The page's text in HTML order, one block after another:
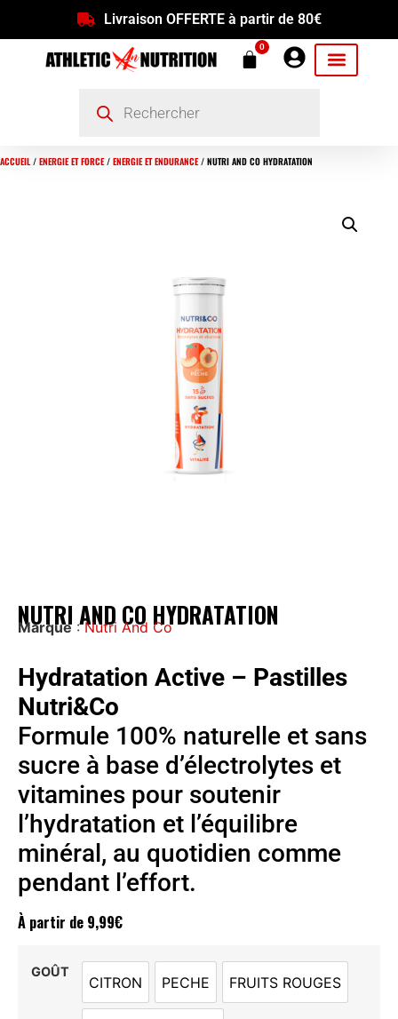
Livraison OFFERTE à partir de 80€
0
ACCUEIL/ ENERGIE ET FORCE/ ENERGIE ET ENDURANCE/ NUTRI AND CO HYDRATATION
NUTRI AND CO HYDRATATION
Marque :Nutri And Co
Hydratation Active – Pastilles
Nutri&Co
Formule 100% naturelle et sans
sucre à base d’électrolytes et
vitamines pour soutenir
l’hydratation et l’équilibre
minéral, au quotidien comme
pendant l’effort.
À partir de 9,99€
GOÛT
CITRON
CITRON
PECHE
PECHE
FRUITS ROUGES
FRUITS ROUGES